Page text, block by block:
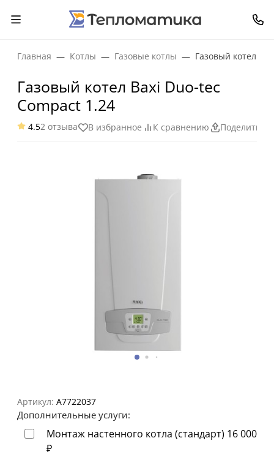
Главная Котлы Газовые котлы Газовый котел
Газовый котел Baxi Duo-tec
Compact 1.24
4.52 отзыва В избранное К сравнению Поделиться
Артикул: A7722037
Дополнительные услуги:
Монтаж настенного котла (стандарт) 16 000
₽